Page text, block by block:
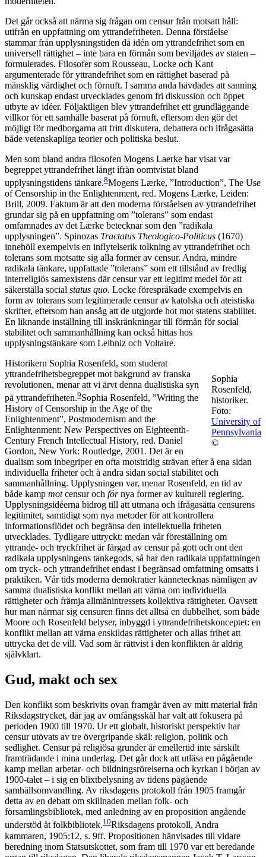
Det går också att närma sig frågan om censur från motsatt håll:
utifrån en uppfattning om yttrandefriheten. Denna förståelse
stammar från upplysningstiden då idén om yttrandefrihet som en
universell rättighet – inte bara en förmån som beviljades av staten –
formulerades. Filosofer som Rousseau, Locke och Kant
argumenterade för yttrandefrihet som en rättighet baserad på
mänsklig värdighet och förnuft. I samma anda hävdades att sanning
och kunskap endast utvecklades genom fri diskussion och öppet
utbyte av idéer. Följaktligen blev yttrandefrihet ett grundläggande
villkor för ett samhälle baserat på förnuft, eftersom den gör det
möjligt för medborgarna att fritt diskutera, debattera och ifrågasätta
både vetenskapliga teorier och politiska beslut.
Men som bland andra filosofen Mogens Laerke har visat var
begreppet yttrandefrihet långt ifrån oomtvistat bland
upplysningstidens tänkare.8Mogens Lærke, ”Introduction”, The Use
of Censorship in the Enlightenment, red. Mogens Lærke, Leiden:
Brill, 2009. Faktum är att den moderna förståelsen av yttrandefrihet
grundar sig på en uppfattning om ”tolerans” som endast
omfamnades av det Lærke betecknar som den ”radikala
upplysningen”. Spinozas Tractatus Theologico-Politicus (1670)
innehöll exempelvis en inflytelserik tolkning av yttrandefrihet och
tolerans som motsatte sig alla former av censur. Andra, mindre
radikala tänkare, uppfattade ”tolerans” som ett tillstånd av fredlig
interreligiös samexistens där censur var ett legitimt medel för att
säkerställa social status quo. Locke förespråkade exempelvis en
form av tolerans som legitimerade censur av katolska och ateistiska
skrifter, eftersom han ansåg att de utgjorde hot mot statens stabilitet.
En liknande inställning till inskränkningar till förmån för social
stabilitet och sammanhållning kan också hittas hos
upplysningstänkare som Leibniz och Voltaire.
Sophia
Rosenfeld,
historiker.
Foto:
University of
Pennsylvania
©
Historikern Sophia Rosenfeld, som studerat
yttrandefrihetsbegreppet mot bakgrund av franska
revolutionen, menar att vi ärvt denna dualistiska syn
på yttrandefriheten.9Sophia Rosenfeld, ”Writing the
History of Censorship in the Age of the
Enlightenment”, Postmodernism and the
Enlightenment: New Perspectives on Eighteenth-
Century French Intellectual History, red. Daniel
Gordon, New York: Routledge, 2001. Det är en
dualism som inbegriper en ofta motstridig strävan efter å ena sidan
individuella friheter och å andra sidan social stabilitet och
sammanhållning. Upplysningen var, menar Rosenfeld, en tid av
både kamp motcensur och förnya former av kulturell reglering.
Upplysningsidéerna bidrog till att utmana och ifrågasätta censurens
legitimitet, samtidigt som nya metoder för att kontrollera
informationsflödet och begränsa den intellektuella friheten
utvecklades. Tydligare uttryckt: medan vår föreställning om
yttrande- och tryckfrihet är färgad av censur på gott och ont den
radikala upplysningens tankegods, så har den radikala uppfattningen
om tryck- och yttrandefrihet endast i begränsad omfattning omsatts i
praktiken. Vår tids moderna demokratier kännetecknas nämligen av
samma dualistiska konflikt mellan att värna om individuella
rättigheter och främja allmänintressets kollektiva rättigheter. Oavsett
hur man närmar sig censuren finns det alltså en dubbelhet, som både
Moore och Rosenfeld belyser, inbyggd i yttrandefrihetskonceptet: en
konflikt mellan att värna enskildas rättigheter och allas frihet att
uttrycka det de vill. Vad som är rättvist i den konflikten är aldrig
självklart.
Gud, makt och sex
Den konflikt som beskrivits ovan framgår även av mitt material från
Riksdagstrycket, där jag av omfångsskäl har valt att fokusera på
perioden 1900 till 1970. Ur ett globalt, historiskt perspektiv har
censur utövats av tre övergripande skäl: religion, politik och
sedlighet. Censur på religiösa grunder är emellertid inte särskilt
framträdande i mina underlag. Det går dock att utläsa en pågående
kamp mellan arbetar- och bildningsrörelserna och kyrkan i början av
1900-talet – i sig en blixtbelysning av tidens pågående
samhällsomvandling. Av riksdagens protokoll från 1905 framgår
detta av en debatt om skillnaden mellan folk- och
församlingsbibliotek, med anledning av en proposition angående
understöd åt folkbibliotek.10Riksdagens protokoll, Andra
kammaren, 1905:12, s. 9ff. Propositionen hänvisades till vidare
beredning inom Statsutskottet, som fram till 1970 var ett beredande